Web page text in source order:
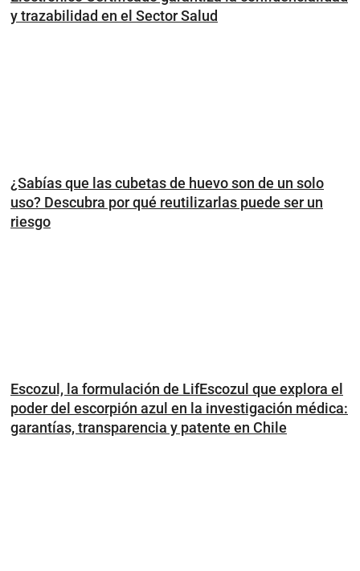
y trazabilidad en el Sector Salud
¿Sabías que las cubetas de huevo son de un solo
uso? Descubra por qué reutilizarlas puede ser un
riesgo
Escozul, la formulación de LifEscozul que explora el
poder del escorpión azul en la investigación médica:
garantías, transparencia y patente en Chile